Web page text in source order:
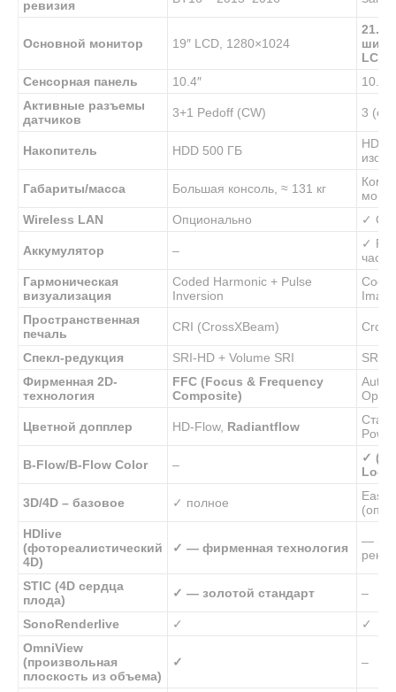
ревизия
Основной монитор 19″ LCD, 1280×1024
21.5″
LCD
Сенсорная панель
10.4″
10.4″
Активные разъемы
датчиков
3+1 Pedoff (CW) 3
Накопитель HDD 500 ГБ
HDD
Габариты/масса Большая консоль, ≈ 131 кг
Wireless LAN
Опционально ✓
Аккумулятор –
✓
час)
Гармоническая
визуализация
Coded Harmonic + Pulse
Inversion
Пространственная
печаль
CRI (CrossXBeam)
Спекл-редукция SRI-HD + Volume SRI
SRI-
Фирменная 2D-
технология
FFC (Focus & Frequency
Composite)
Auto
Цветной допплер HD-Flow, Radiantflow
B-Flow/B-Flow Color –
✓
3D/4D – базовое ✓ полное
Easy
(опц.)
HDlive
(фотореалистический
4D)
✓ — фирменная технология
—
STIC (4D сердца
плода)
✓ — золотой стандарт –
SonoRenderlive ✓
✓
OmniView
(произвольная
плоскость из объема)
✓ –